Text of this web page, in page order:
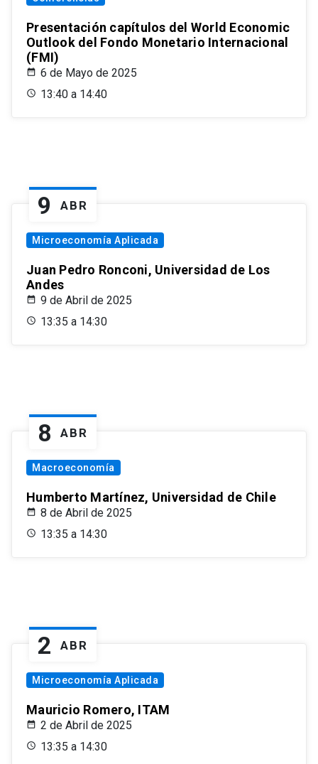
Presentación capítulos del World Economic
Outlook del Fondo Monetario Internacional
(FMI)
6 de Mayo de 2025
13:40 a 14:40
9 ABR
Microeconomía Aplicada
Juan Pedro Ronconi, Universidad de Los
Andes
9 de Abril de 2025
13:35 a 14:30
8 ABR
Macroeconomía
Humberto Martínez, Universidad de Chile
8 de Abril de 2025
13:35 a 14:30
2 ABR
Microeconomía Aplicada
Mauricio Romero, ITAM
2 de Abril de 2025
13:35 a 14:30